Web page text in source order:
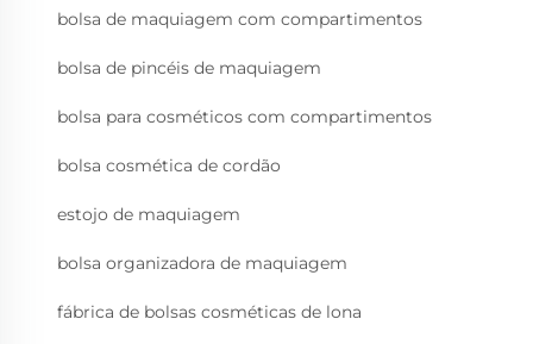
bolsa de maquiagem com compartimentos
bolsa de pincéis de maquiagem
bolsa para cosméticos com compartimentos
bolsa cosmética de cordão
estojo de maquiagem
bolsa organizadora de maquiagem
fábrica de bolsas cosméticas de lona